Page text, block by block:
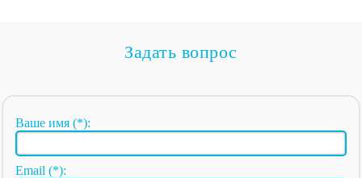
Задать вопрос
Ваше имя (*):
Email (*):